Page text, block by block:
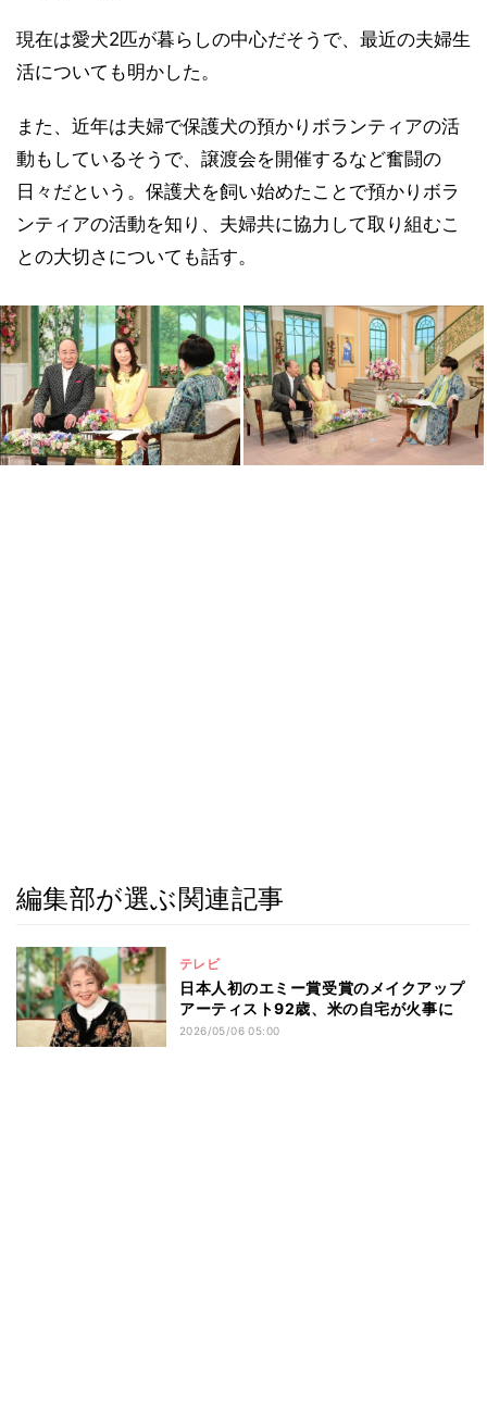
現在は愛犬2匹が暮らしの中心だそうで、最近の夫婦生
活についても明かした。
また、近年は夫婦で保護犬の預かりボランティアの活
動もしているそうで、譲渡会を開催するなど奮闘の
日々だという。保護犬を飼い始めたことで預かりボラ
ンティアの活動を知り、夫婦共に協力して取り組むこ
との大切さについても話す。
編集部が選ぶ関連記事
テレビ
日本人初のエミー賞受賞のメイクアップ
アーティスト92歳、米の自宅が火事に
2026/05/06 05:00